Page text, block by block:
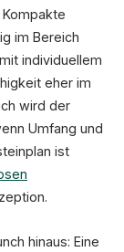
im Bereich
individuellem
eher im
wird der
Umfang und
ist
hinaus: Eine